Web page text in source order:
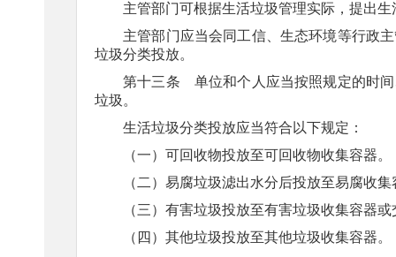
主管部门可根据生活垃圾管理实际，提出
主管部门应当会同工信、生态环境等行政
垃圾分类投放。
第十三条
单位和个人应当按照规定的时
垃圾。
生活垃圾分类投放应当符合以下规定：
（一）可回收物投放至可回收物收集容器。
（二）易腐垃圾滤出水分后投放至易腐收集
（三）有害垃圾投放至有害垃圾收集容器
（四）其他垃圾投放至其他垃圾收集容器。